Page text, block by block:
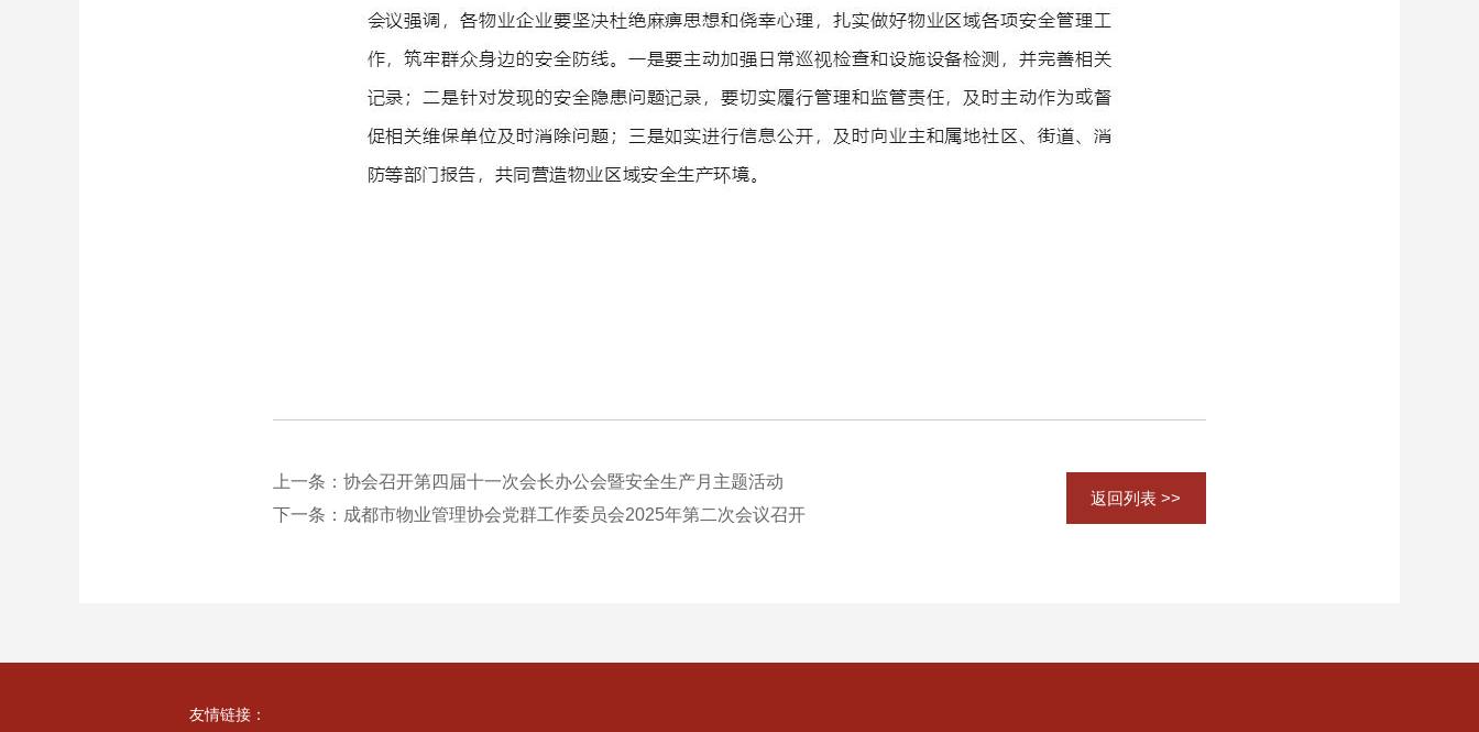
上一条：协会召开第四届十一次会长办公会暨安全生产月主题活动
下一条：成都市物业管理协会党群工作委员会2025年第二次会议召开
返回列表 >>
友情链接：